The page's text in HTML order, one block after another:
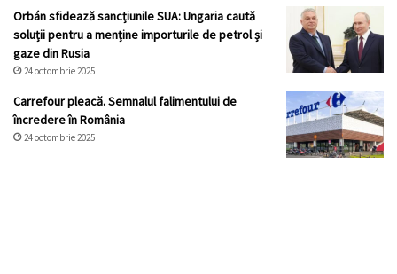
Orbán sfidează sancțiunile SUA: Ungaria caută
soluții pentru a menține importurile de petrol și
gaze din Rusia
24 octombrie 2025
Carrefour pleacă. Semnalul falimentului de
încredere în România
24 octombrie 2025